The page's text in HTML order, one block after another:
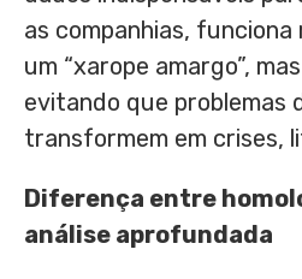
as companhias,
um “xarope amargo”,
evitando que problemas
transformem em crises,
Diferença entre
análise aprofundada